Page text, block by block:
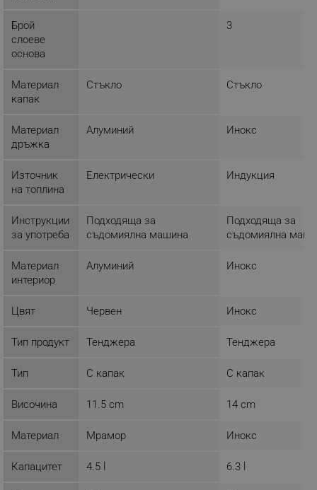
Брой
слоеве
основа
3
Материал
капак
Стъкло Стъкло
Материал
дръжка
Алуминий Инокс
Източник
на топлина
Електрически Индукция
Инструкции
за употреба
Подходяща за
съдомиялна машина
Подходяща за
съдомиялна
Материал
интериор
Алуминий Инокс
Цвят Червен Инокс
Тип продукт Тенджера Тенджера
Тип С капак С капак
Височина 11.5 cm 14 cm
Материал Мрамор Инокс
Капацитет 4.5 l 6.3 l
Таргетиране
Строго необходимите бисквитки позволяват
основната функционалност на уебсайта, като
правилно без строго необходими бисквитки.
Име
Provider /
click_code_ps
.alleop.bg
_nzm_idnl_92166-7699
.alleop.bg
_nzm_id_92166-7699
.alleop.bg
_sgf_user_id
.alleop.bg
_sgf_session_id .alleop.bg